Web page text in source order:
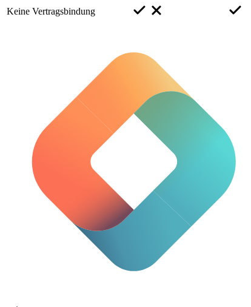
Keine Vertragsbindung